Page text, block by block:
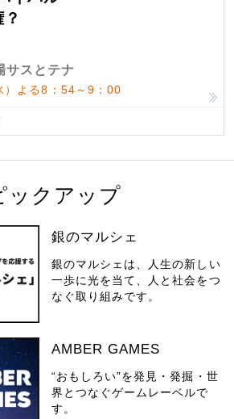
？
サスとテナ
）よる8：54～9：00
ックアップ
銀のマルシェ
銀のマルシェは、人生の新しい
一歩に光を当て、人と社会をつ
なぐ取り組みです。
AMBER GAMES
“おもしろい”を発見・発掘・世
界とつなぐゲームレーベルで
す。